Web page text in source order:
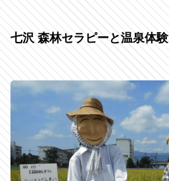
七沢 森林セラピーと温泉体験